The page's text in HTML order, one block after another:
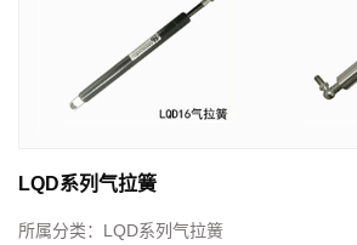
LQD系列气拉簧
所属分类： LQD系列气拉簧